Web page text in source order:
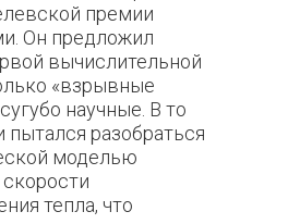
премии
Он предложил
вычислительной
«взрывные
научные. В то
разобраться
моделью
тепла, что